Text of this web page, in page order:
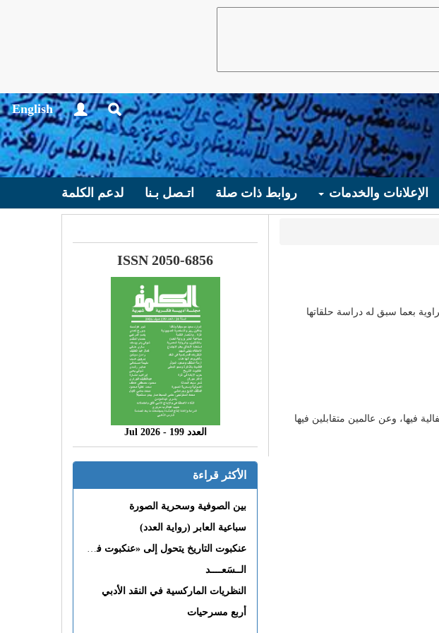
English
الإعلانات والخدمات روابط ذات صلة اتـصل بـنا لدعم الكلمة
بعما سبق له دراسة حلقاتها
فيها، وعن عالمين متقابلين فيها
ISSN 2050-6856
العدد 199 - 2026 Jul
الأكثر قراءة
بين الصوفية وسحرية الصورة
سباعية العابر (رواية العدد)
عنكبوت التاريخ يتحول إلى «عنكبوت فى القلب»
الــسَعــــد
النظريات الماركسية في النقد الأدبي
أربع مسرحيات